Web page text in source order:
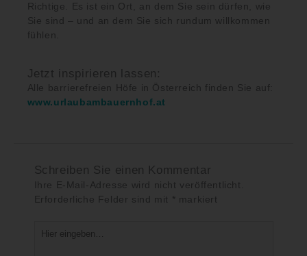
Richtige. Es ist ein Ort, an dem Sie sein dürfen, wie
Sie sind – und an dem Sie sich rundum willkommen
fühlen.
Jetzt inspirieren lassen:
Alle barrierefreien Höfe in Österreich finden Sie auf:
www.urlaubambauernhof.at
Schreiben Sie einen Kommentar
Ihre E-Mail-Adresse wird nicht veröffentlicht.
Erforderliche Felder sind mit * markiert
eingeben…